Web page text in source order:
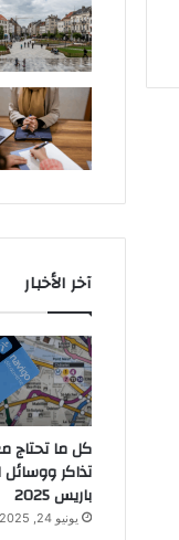
آخر الأخبار
كل ما تحتاج
تذاكر
باريس 2025
يونيو 24, 2025